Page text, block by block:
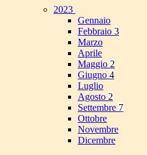
2023
Gennaio
Febbraio 3
Marzo
Aprile
Maggio 2
Giugno 4
Luglio
Agosto 2
Settembre 7
Ottobre
Novembre
Dicembre